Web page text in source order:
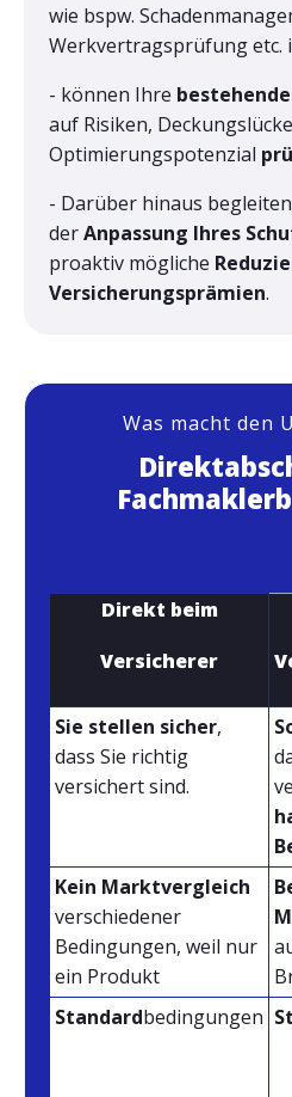
wie bspw.
Werkvertragsprüfung etc.
- können Ihre
auf Risiken,
Optimierungspotenzial
- Darüber hinaus
derAnpassung Ihres
proaktiv mögliche
Versicherungsprämien.
Was macht den
Direkt beim
Versicherer
Sie stellen sicher,
dass Sie richtig
versichert sind.
Kein Marktvergleich
verschiedener
Bedingungen, weil nur
ein Produkt
Standardbedingungen